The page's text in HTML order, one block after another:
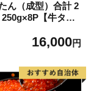
ん（成型）合計 2
【牛タン
16,000円